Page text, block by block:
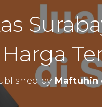
by Maftuhin